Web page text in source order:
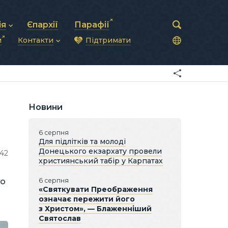
рада
та комунікації
Єпархії Парафії
Контакти
Синоди Єпископів
Патріарша курія
Підтримати
Новини
6 серпня
Для підлітків та молоді
Донецького екзархату провели
християнський табір у Карпатах
6 серпня
«Святкувати Преображення
означає пережити його
з Христом», — Блаженніший
Святослав